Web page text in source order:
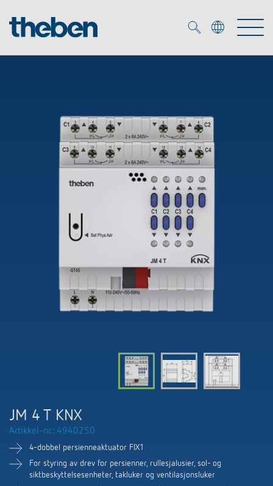
KNX
Nærværs- og bevegelsesdetektor
LED spot
Tids- og lysstyring
OEM løsninger
Nedlastninger
Nyheter
Historie
Din kontaktperson hos Theben
Salg verden over
Finn produkt
JM 4 T KNX
Artikkel-nr.: 4940250
4-dobbel persienneaktuator FIX1
For styring av drev for persienner, rullesjalusier, sol- og
siktbeskyttelsesenheter, takluker og ventilasjonsluker